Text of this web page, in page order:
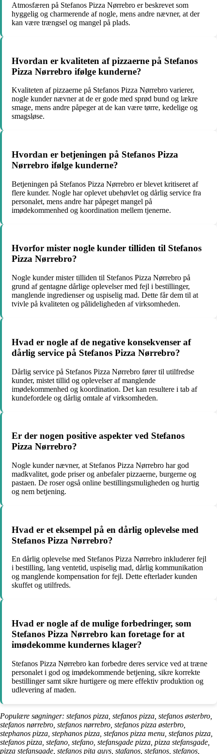
Atmosfæren på Stefanos Pizza Nørrebro er beskrevet som
hyggelig og charmerende af nogle, mens andre nævner, at der
kan være trængsel og mangel på plads.
Hvordan er kvaliteten af pizzaerne på Stefanos
Pizza Nørrebro ifølge kunderne?
Kvaliteten af pizzaerne på Stefanos Pizza Nørrebro varierer,
nogle kunder nævner at de er gode med sprød bund og lækre
smage, mens andre påpeger at de kan være tørre, kedelige og
smagsløse.
Hvordan er betjeningen på Stefanos Pizza
Nørrebro ifølge kunderne?
Betjeningen på Stefanos Pizza Nørrebro er blevet kritiseret af
flere kunder. Nogle har oplevet ubehøvlet og dårlig service fra
personalet, mens andre har påpeget mangel på
imødekommenhed og koordination mellem tjenerne.
Hvorfor mister nogle kunder tilliden til Stefanos
Pizza Nørrebro?
Nogle kunder mister tilliden til Stefanos Pizza Nørrebro på
grund af gentagne dårlige oplevelser med fejl i bestillinger,
manglende ingredienser og uspiselig mad. Dette får dem til at
tvivle på kvaliteten og pålideligheden af virksomheden.
Hvad er nogle af de negative konsekvenser af
dårlig service på Stefanos Pizza Nørrebro?
Dårlig service på Stefanos Pizza Nørrebro fører til utilfredse
kunder, mistet tillid og oplevelser af manglende
imødekommenhed og koordination. Det kan resultere i tab af
kundefordele og dårlig omtale af virksomheden.
Er der nogen positive aspekter ved Stefanos
Pizza Nørrebro?
Nogle kunder nævner, at Stefanos Pizza Nørrebro har god
madkvalitet, gode priser og anbefaler pizzaerne, burgerne og
pastaen. De roser også online bestillingsmuligheden og hurtig
og nem betjening.
Hvad er et eksempel på en dårlig oplevelse med
Stefanos Pizza Nørrebro?
En dårlig oplevelse med Stefanos Pizza Nørrebro inkluderer fejl
i bestilling, lang ventetid, uspiselig mad, dårlig kommunikation
og manglende kompensation for fejl. Dette efterlader kunden
skuffet og utilfreds.
Hvad er nogle af de mulige forbedringer, som
Stefanos Pizza Nørrebro kan foretage for at
imødekomme kundernes klager?
Stefanos Pizza Nørrebro kan forbedre deres service ved at træne
personalet i god og imødekommende betjening, sikre korrekte
bestillinger samt sikre hurtigere og mere effektiv produktion og
udlevering af maden.
Populære søgninger: stefanos pizza, stefanos pizza, stefanos østerbro,
stefanos nørrebro, stefanos nørrebro, stefanos pizza østerbro,
stephanos pizza, stephanos pizza, stefanos pizza menu, stefanos pizza,
stefanos pizza, stefano, stefano, stefansgade pizza, pizza stefansgade,
pizza stefansgade, stefanos pita guys, stafanos, stefanos, stefanos,